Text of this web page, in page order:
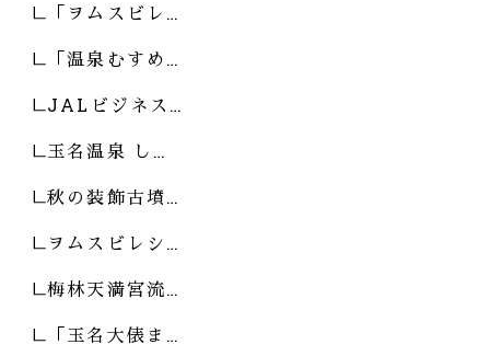
「ヲムスビレ…
「温泉むすめ…
JALビジネス…
玉名温泉 し…
秋の装飾古墳…
ヲムスビレシ…
梅林天満宮流…
「玉名大俵ま…